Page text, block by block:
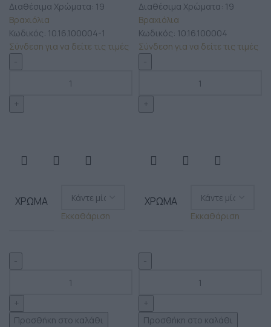
Διαθέσιμα Χρώματα: 19
Βραχιόλια
Κωδικός: 10.16.100004-1
Σύνδεση για να δείτε τις τιμές
Διαθέσιμα Χρώματα: 19
Βραχιόλια
Κωδικός: 10.16.100004
Σύνδεση για να δείτε τις τιμές
ΧΡΏΜΑ
Εκκαθάριση
Προσθήκη στο καλάθι
ΧΡΏΜΑ
Εκκαθάριση
Προσθήκη στο καλάθι